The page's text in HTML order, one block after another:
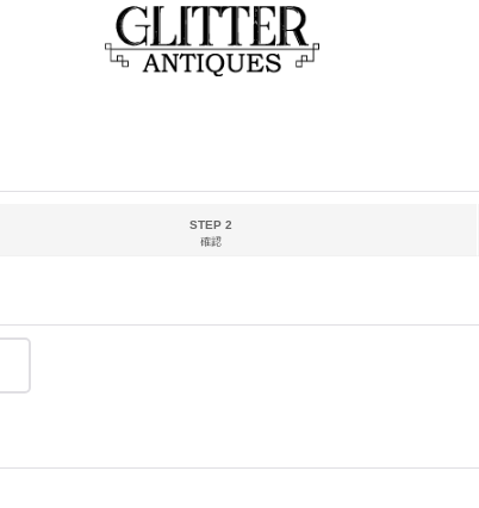
STEP 2
確認